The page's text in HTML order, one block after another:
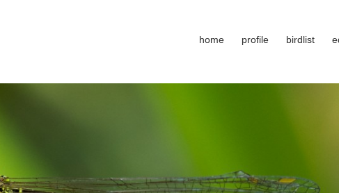
home profile birdlist